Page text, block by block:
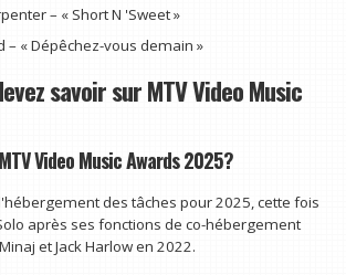
– « Short N 'Sweet »
– « Dépêchez-vous demain »
savoir sur MTV Video Music
Video Music Awards 2025?
des tâches pour 2025, cette fois
après ses fonctions de co-hébergement
et Jack Harlow en 2022.